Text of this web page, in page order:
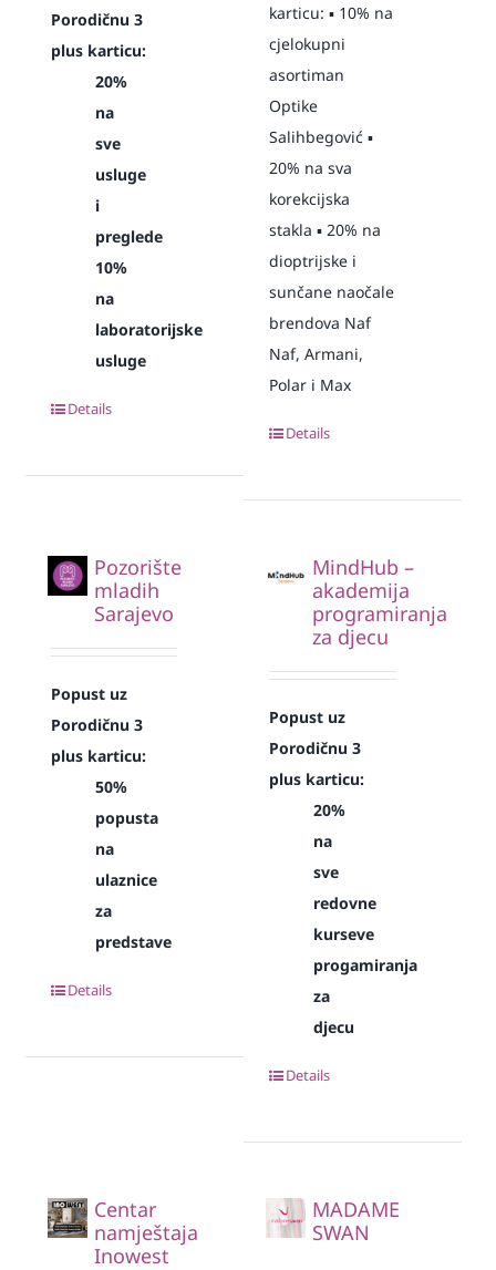
Porodičnu 3
plus karticu:
20%
na
sve
usluge
i
preglede
10%
na
laboratorijske
usluge
Details
karticu: ▪️ 10% na
cjelokupni
asortiman
Optike
Salihbegović ▪️
20% na sva
korekcijska
stakla ▪️ 20% na
dioptrijske i
sunčane naočale
brendova Naf
Naf, Armani,
Polar i Max
Details
Pozorište
mladih
Sarajevo
Popust uz
Porodičnu 3
plus karticu:
50%
popusta
na
ulaznice
za
predstave
Details
MindHub –
akademija
programiranja
za djecu
Popust uz
Porodičnu 3
plus karticu:
20%
na
sve
redovne
kurseve
progamiranja
za
djecu
Details
Centar
namještaja
Inowest
MADAME
SWAN